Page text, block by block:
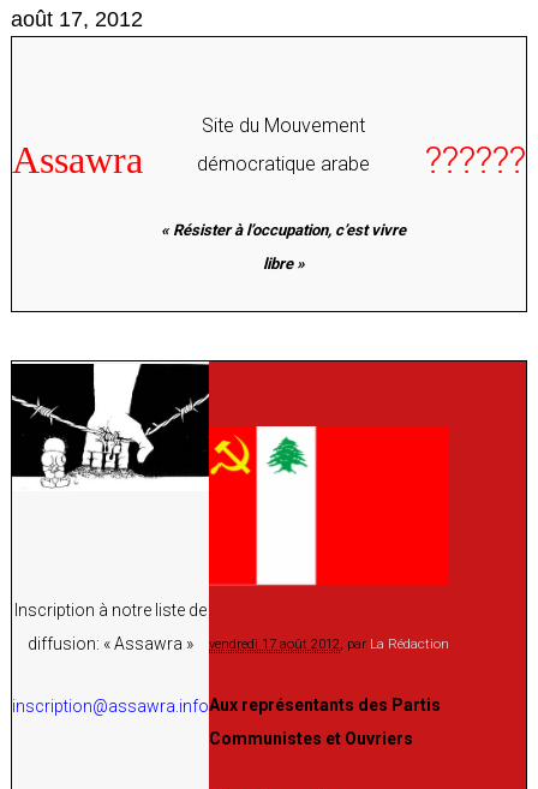
août 17, 2012
Assawra
Site du Mouvement
démocratique arabe
« Résister à l’occupation, c’est vivre
libre »
??????
Inscription à notre liste de
diffusion: « Assawra »
inscription@assawra.info
vendredi 17 août 2012, par La Rédaction
Aux représentants des Partis
Communistes et Ouvriers